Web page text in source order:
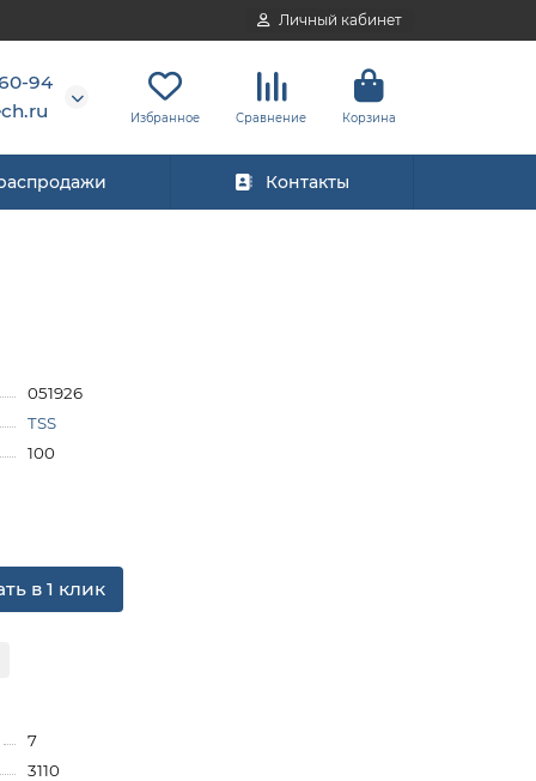
Личный кабинет
94
Избранное Сравнение Корзина
Контакты
051926
TSS
100
в 1 клик
7
3110